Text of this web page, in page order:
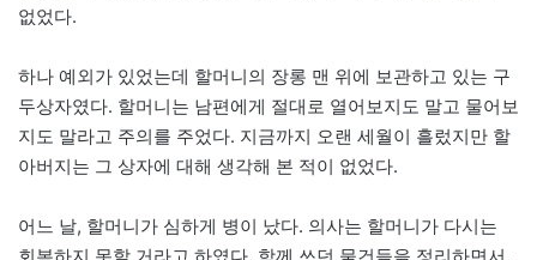
없었다.
하나 예외가 있었는데 할머니의 장롱 맨 위에 보관하고 있는 구
두상자였다. 할머니는 남편에게 절대로 열어보지도 말고 물어보
지도 말라고 주의를 주었다. 지금까지 오랜 세월이 흘렀지만 할
아버지는 그 상자에 대해 생각해 본 적이 없었다.
어느 날, 할머니가 심하게 병이 났다. 의사는 할머니가 다시는